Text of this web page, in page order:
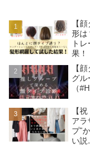
【
形は
ト
果！
【
グル
（
【
アラ
プ"
い説